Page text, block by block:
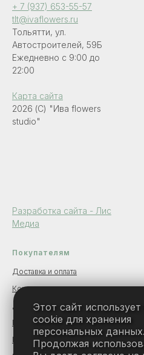
+ 7 (937) 653-55-57
tlt@ivaflowers.ru
Тольятти, ул.
Автостроителей, 59Б
Ежедневно с 9:00 до
22:00
Карта сайта
2026 (C) "Ива flowers
studio"
Разработка сайта - Лис
Медиа
Покупателям
Доставка и оплата
Контакты
Договор оферты
Политика конфиденциальности
Политика обработки данных
Этот сайт
cookie для хранения
персональных данных.
Продолжая